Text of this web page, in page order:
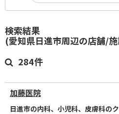
検索結果
(愛知県日進市周辺の店舗/施
284件
加藤医院
日進市の内科、小児科、皮膚科の